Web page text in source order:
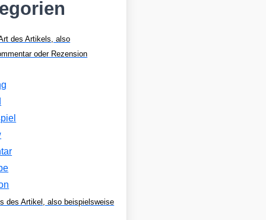
des Artikels, also
oder Rezension
des Artikel, also beispielsweise